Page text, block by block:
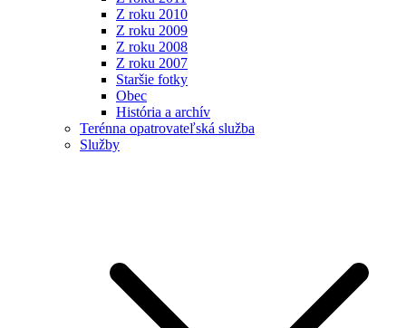
Z roku 2010
Z roku 2009
Z roku 2008
Z roku 2007
Staršie fotky
Obec
História a archív
Terénna opatrovateľská služba
Služby